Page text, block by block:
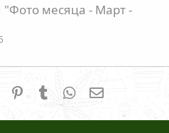
"Фото месяца - Март -
Reddit PinterestTumblr WhatsApp